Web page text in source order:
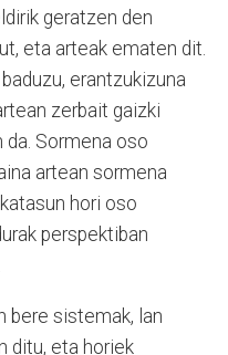
geratzen den
eta arteak ematen dit.
erantzukizuna
zerbait gaizki
da. Sormena oso
artean sormena
hori oso
perspektiban
bere sistemak, lan
ditu, eta horiek